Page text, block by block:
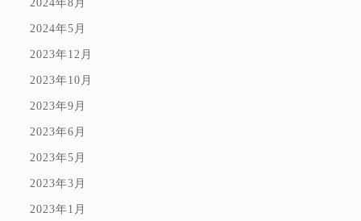
2024年8月
2024年5月
2023年12月
2023年10月
2023年9月
2023年6月
2023年5月
2023年3月
2023年1月